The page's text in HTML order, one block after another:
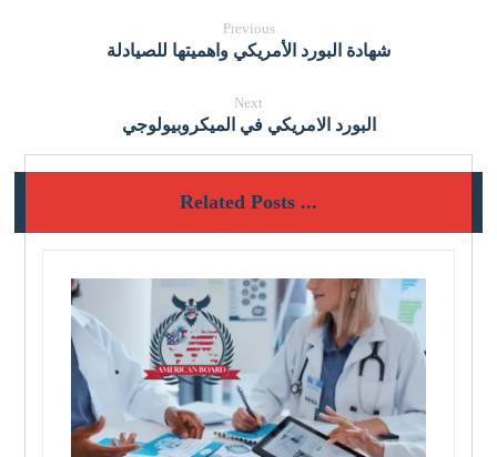
Previous
شهادة البورد الأمريكي واهميتها للصيادلة
Next
البورد الامريكي في الميكروبيولوجي
Related Posts ...